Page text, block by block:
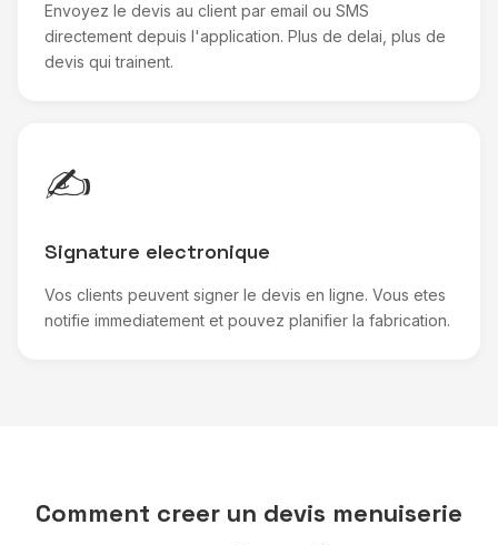
Envoyez le devis au client par email ou SMS
directement depuis l'application. Plus de delai, plus de
devis qui trainent.
✍
Signature electronique
Vos clients peuvent signer le devis en ligne. Vous etes
notifie immediatement et pouvez planifier la fabrication.
Comment creer un devis menuiserie